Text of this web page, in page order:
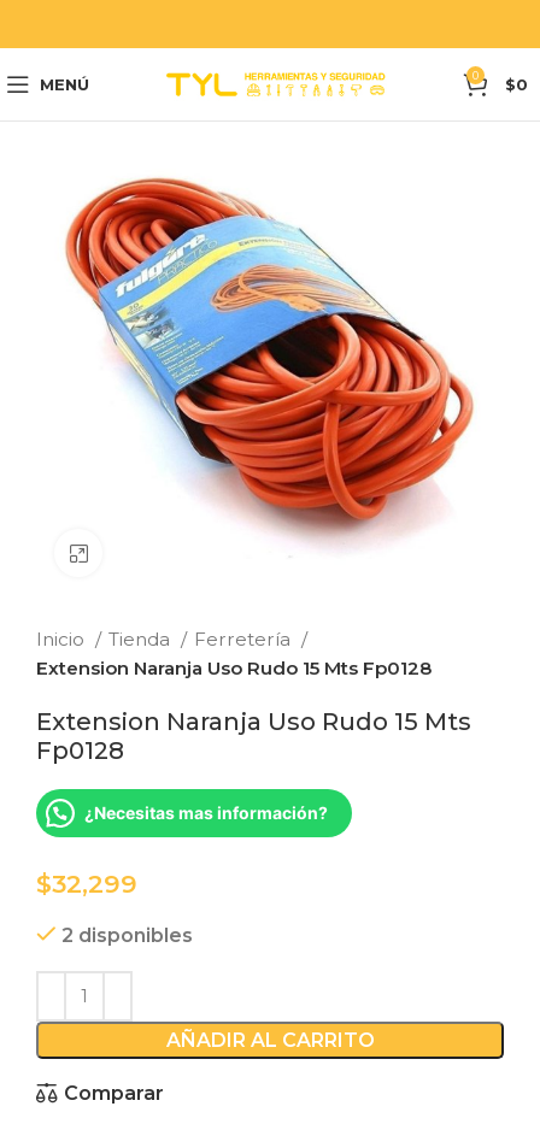
MENÚ 0 $0
Inicio Tienda
Ferretería
Extension Naranja Uso Rudo 15 Mts Fp0128
Extension Naranja Uso Rudo 15 Mts
Fp0128
¿Necesitas mas información?
$
2 disponibles
AÑADIR AL CARRITO
Comparar